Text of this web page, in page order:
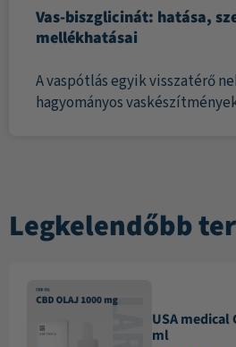
Vas-biszglicinát: hatása,
mellékhatásai
A vaspótlás egyik visszatérő
hagyományos
Legkelendőbb
USA medical
ml